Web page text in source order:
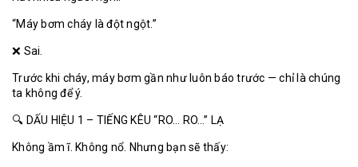
“Máy bơm cháy là đột ngột.”
❌ Sai.
Trước khi cháy, máy bơm gần như luôn báo trước — chỉ là chúng
ta không để ý.
🔍 DẤU HIỆU 1 – TIẾNG KÊU “RO… RO…” LẠ
Không ầm ĩ. Không nổ. Nhưng bạn sẽ thấy: